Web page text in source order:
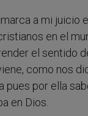
a mi juicio
en el
el sentido
como nos
pues por ella
en Dios.